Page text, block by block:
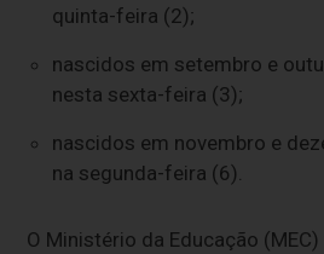
quinta-feira (2);
nascidos em setembro e
nesta sexta-feira (3);
nascidos em novembro e
na segunda-feira (6).
O Ministério da Educação